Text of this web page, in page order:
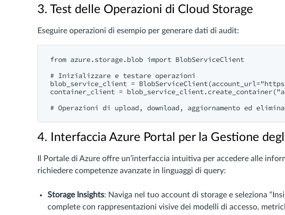
3. Test delle Operazioni di Cloud Storage
Eseguire operazioni di esempio per generare dati di audit:
from azure.storage.blob import BlobServiceClient
# Inizializzare e testare operazioni
blob_service_client =
container_client =
4. Interfaccia Azure Portal per la Gestione
Il Portale di Azure offre un’interfaccia intuitiva per accedere alle
richiedere competenze avanzate in linguaggi di query:
Storage Insights: Naviga nel tuo account di storage e seleziona
complete con rappresentazioni visive dei modelli di accesso,